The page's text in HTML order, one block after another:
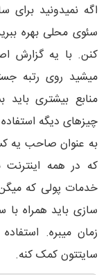
اگه نمیدونید
سئوی محلی بهره
کنن. با یه گزارش
میشید روی رتبه
منابع بیشتری باید
چیزهای دیگه
به عنوان صاحب یه
که در همه
خدمات پولی که
سازی باید همراه
زمان میبره.
سایتتون کمک کنه.